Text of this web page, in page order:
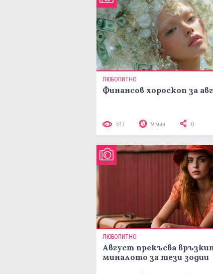
ЛЮБОПИТНО
Финансов хороскоп за
517 9 мин 0
ЛЮБОПИТНО
Август прекъсва
миналото за тези зодии